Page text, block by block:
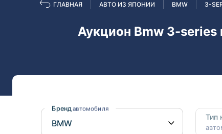
Полная пошлина
Nissan
ГЛАВНАЯ АВТО ИЗ ЯПОНИИ BMW 3-
Аукцион Bmw 3-series
Бренд автомобиля
Тип